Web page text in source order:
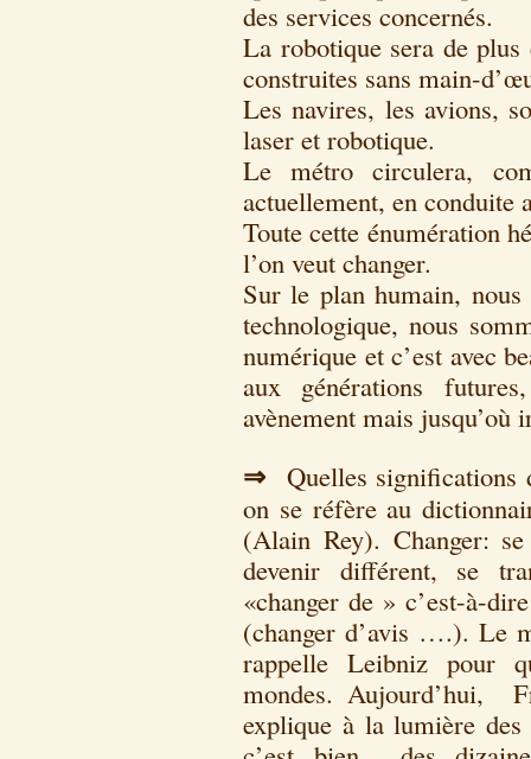
des services concernés.
La robotique sera de
construites sans main-
Les navires, les avions,
laser et robotique.
Le métro circulera,
actuellement, en conduite
Toute cette énumération
l’on veut changer.
Sur le plan humain, nous
technologique, nous
numérique et c’est avec
aux générations
avènement mais jusqu’où
⇒ Quelles significations
on se réfère au
(Alain Rey). Changer:
devenir différent, se
«changer de » c’est-à-
(changer d’avis ….). Le
rappelle Leibniz pour
mondes. Aujourd’hui,
explique à la lumière des